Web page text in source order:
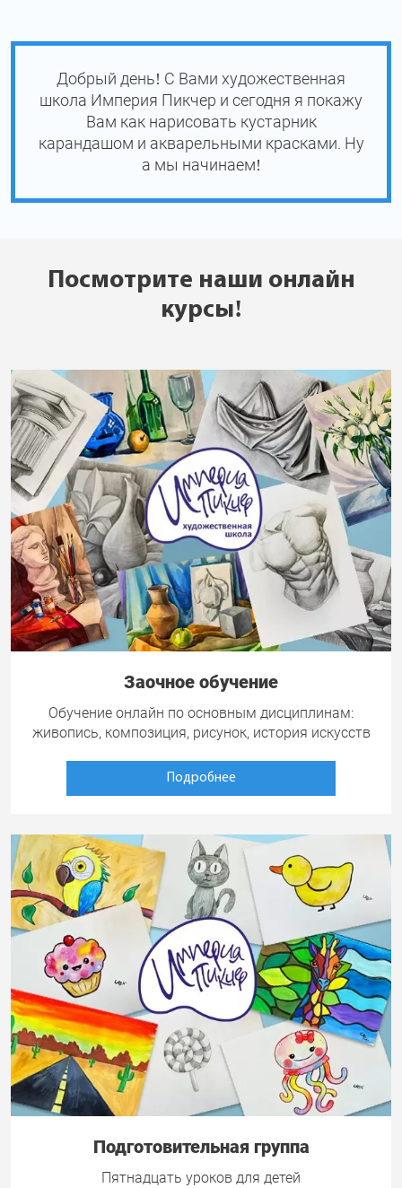
Добрый день! С Вами художественная
школа Империя Пикчер и сегодня я покажу
Вам как нарисовать кустарник
карандашом и акварельными красками. Ну
а мы начинаем!
Посмотрите наши онлайн
курсы!
Заочное обучение
Обучение онлайн по основным дисциплинам:
живопись, композиция, рисунок, история искусств
Подробнее
Подготовительная группа
Пятнадцать уроков для детей